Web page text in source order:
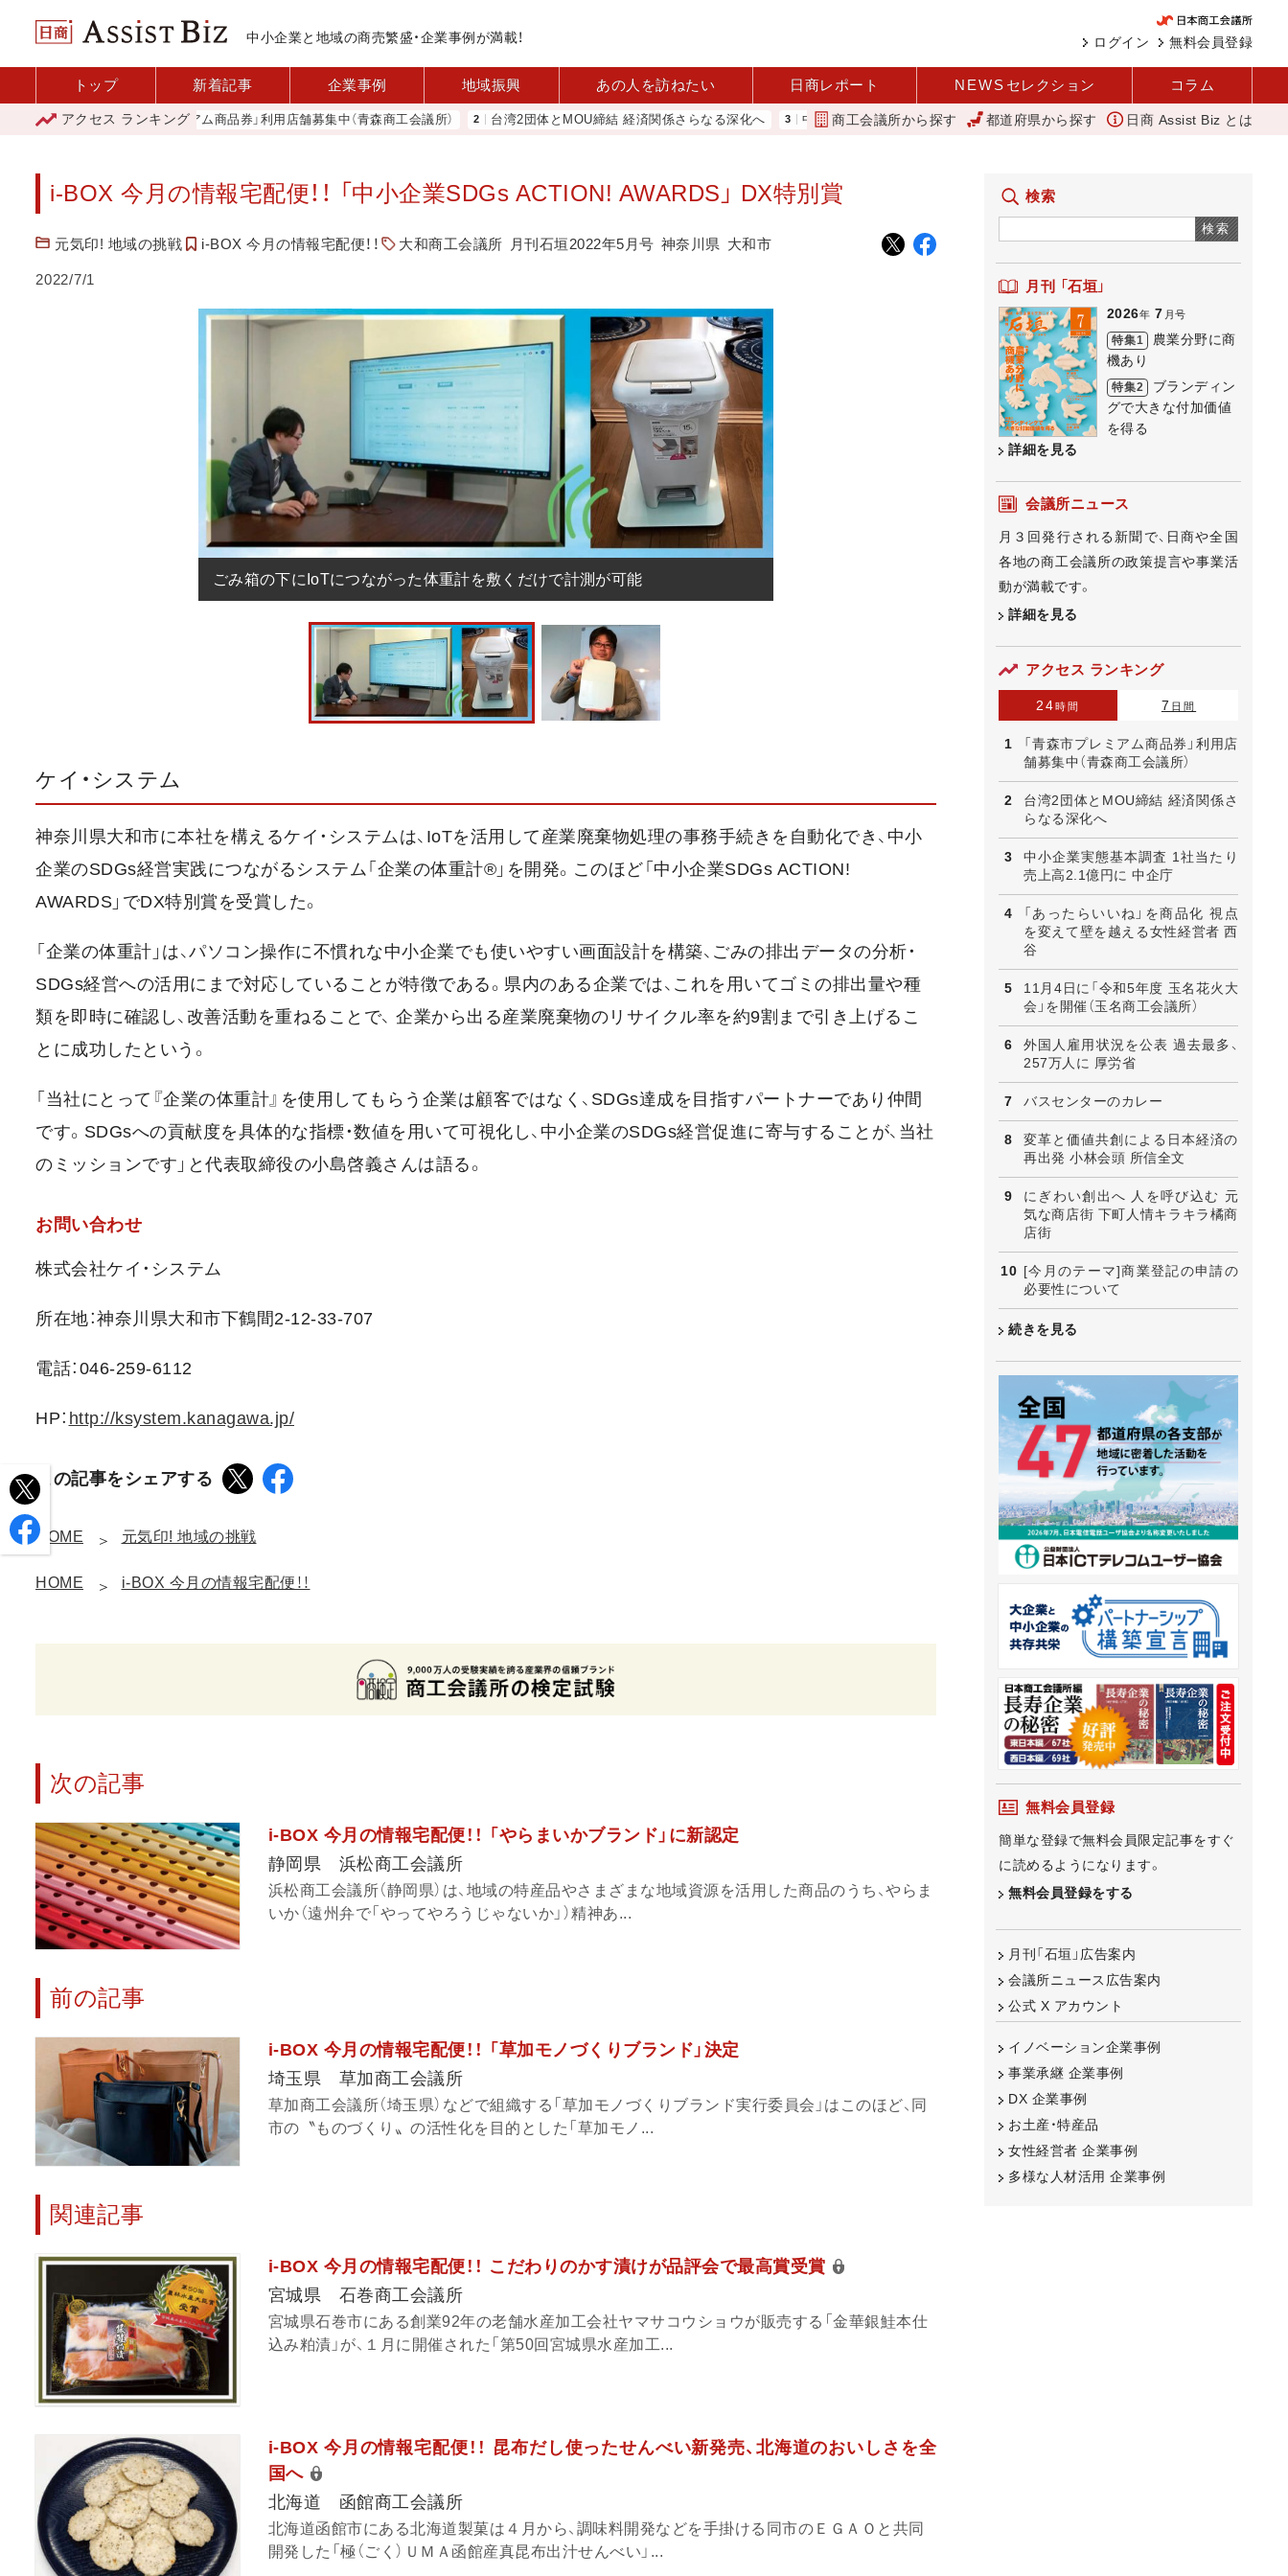
中小企業と地域の商売繁盛・企業事例が満載！ 無料会員登録
ログイン
トップ 新着記事 企業事例 地域振興 あの人を訪ねたい 日商レポート NEWS セレクション コラム
アクセス ランキング
「青森市プレミアム商品券」利用店舗募集中（青森商工会議所） 台湾2団体とMOU締結 経済関係さらなる深化へ 中小企業実態基本調査 1社当たり売上高2.1億円に 中企庁 「あったらいいね」を商品
商工会議所から探す 都道府県から探す 日商 Assist Biz とは
i-BOX 今月の情報宅配便！！ 「中小企業SDGs ACTION! AWARDS」 DX特別賞
元気印! 地域の挑戦 i-BOX 今月の情報宅配便！！ 大和商工会議所 月刊石垣2022年5月号 神奈川県 大和市
2022/7/1
ごみ箱の下にIoTにつながった体重計を敷くだけで計測が可能
ケイ・システム
神奈川県大和市に本社を構えるケイ・システムは、IoTを活用して産業廃棄物処理の事務手続きを自動化でき、中小
企業のSDGs経営実践につながるシステム「企業の体重計®」を開発。このほど「中小企業SDGs ACTION!
AWARDS」でDX特別賞を受賞した。
「企業の体重計」は、パソコン操作に不慣れな中小企業でも使いやすい画面設計を構築、ごみの排出データの分析・
SDGs経営への活用にまで対応していることが特徴である。県内のある企業では、これを用いてゴミの排出量や種
類を即時に確認し、改善活動を重ねることで、 企業から出る産業廃棄物のリサイクル率を約9割まで引き上げるこ
とに成功したという。
「当社にとって『企業の体重計』を使用してもらう企業は顧客ではなく、SDGs達成を目指すパートナーであり仲間
です。SDGsへの貢献度を具体的な指標・数値を用いて可視化し、中小企業のSDGs経営促進に寄与することが、当社
のミッションです」と代表取締役の小島啓義さんは語る。
お問い合わせ
株式会社ケイ・システム
所在地：神奈川県大和市下鶴間2-12-33-707
電話：046-259-6112
HP： http://ksystem.kanagawa.jp/
この記事をシェアする
HOME 元気印! 地域の挑戦
HOME i-BOX 今月の情報宅配便！！
次の記事
i-BOX 今月の情報宅配便！！ 「やらまいかブランド」に新認定
静岡県 浜松商工会議所
浜松商工会議所（静岡県）は、地域の特産品やさまざまな地域資源を活用した商品のうち、やらま
いか（遠州弁で「やってやろうじゃないか」）精神あ...
前の記事
i-BOX 今月の情報宅配便！！ 「草加モノづくりブランド」決定
埼玉県 草加商工会議所
草加商工会議所（埼玉県）などで組織する「草加モノづくりブランド実行委員会」はこのほど、同
市の〝ものづくり〟の活性化を目的とした「草加モノ...
関連記事
i-BOX 今月の情報宅配便！！ こだわりのかす漬けが品評会で最高賞受賞
宮城県 石巻商工会議所
宮城県石巻市にある創業92年の老舗水産加工会社ヤマサコウショウが販売する「金華銀鮭本仕
込み粕漬」が、１月に開催された「第50回宮城県水産加工...
i-BOX 今月の情報宅配便！！ 昆布だし使ったせんべい新発売、北海道のおいしさを全
国へ
北海道 函館商工会議所
北海道函館市にある北海道製菓は４月から、調味料開発などを手掛ける同市のＥＧＡＯと共同
開発した「極（ごく）ＵＭＡ函館産真昆布出汁せんべい」...
検索
検索
月刊 「石垣」
2026年 7 月号
特集1
農業分野に商
機あり
特集2
ブランディン
グで大きな付加価値
を得る
詳細を見る
会議所ニュース
月３回発行される新聞で、日商や全国
各地の商工会議所の政策提言や事業活
動が満載です。
詳細を見る
アクセス ランキング
24時間 7 日間
「青森市プレミアム商品券」利用店
舗募集中（青森商工会議所）
台湾2団体とMOU締結 経済関係さ
らなる深化へ
中小企業実態基本調査 1社当たり
売上高2.1億円に 中企庁
「あったらいいね」を商品化 視点
を変えて壁を越える女性経営者 西
谷
11月4日に「令和5年度 玉名花火大
会」を開催（玉名商工会議所）
外国人雇用状況を公表 過去最多、
257万人に 厚労省
バスセンターのカレー
変革と価値共創による日本経済の
再出発 小林会頭 所信全文
にぎわい創出へ 人を呼び込む 元
気な商店街 下町人情キラキラ橘商
店街
[今月のテーマ]商業登記の申請の
必要性について
続きを見る
無料会員登録
簡単な登録で無料会員限定記事をすぐ
に読めるようになります。
無料会員登録をする
月刊「石垣」広告案内
会議所ニュース広告案内
公式 X アカウント
イノベーション企業事例
事業承継 企業事例
DX 企業事例
お土産・特産品
女性経営者 企業事例
多様な人材活用 企業事例